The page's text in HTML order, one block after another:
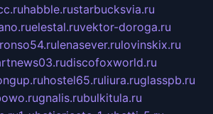
habble.rustarbucksvia.ru
elestal.ruvektor-doroga.ru
lenasever.rulovinskix.ru
discofoxworld.ru
hostel65.ruliura.ruglasspb.ru
gnalis.rubulkitula.ru